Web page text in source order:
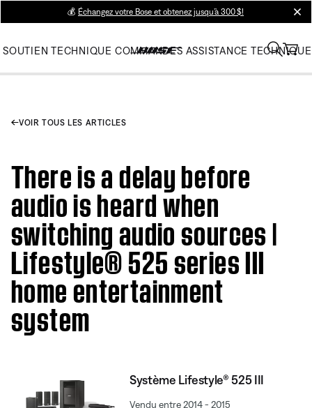
💰 Échangez votre Bose et obtenez jusqu’à 300 $!
SOUTIEN TECHNIQUE COMMANDES ASSISTANCE TECHNIQUE
VOIR TOUS LES ARTICLES
There is a delay before
audio is heard when
switching audio sources |
Lifestyle® 525 series III
home entertainment
system
Système Lifestyle® 525 III
Vendu entre 2014 - 2015